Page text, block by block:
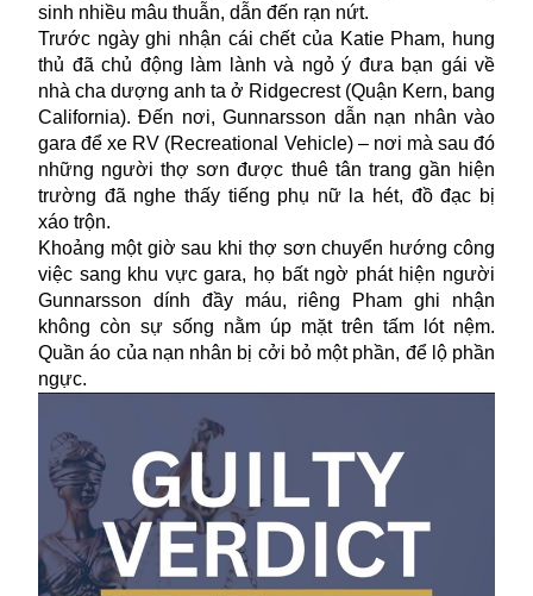
sinh nhiều mâu thuẫn, dẫn đến rạn nứt.
Trước ngày ghi nhận cái chết của Katie Pham, hung
thủ đã chủ động làm lành và ngỏ ý đưa bạn gái về
nhà cha dượng anh ta ở Ridgecrest (Quận Kern, bang
California). Đến nơi, Gunnarsson dẫn nạn nhân vào
gara để xe RV (Recreational Vehicle) – nơi mà sau đó
những người thợ sơn được thuê tân trang gần hiện
trường đã nghe thấy tiếng phụ nữ la hét, đồ đạc bị
xáo trộn.
Khoảng một giờ sau khi thợ sơn chuyển hướng công
việc sang khu vực gara, họ bất ngờ phát hiện người
Gunnarsson dính đầy máu, riêng Pham ghi nhận
không còn sự sống nằm úp mặt trên tấm lót nệm.
Quần áo của nạn nhân bị cởi bỏ một phần, để lộ phần
ngực.